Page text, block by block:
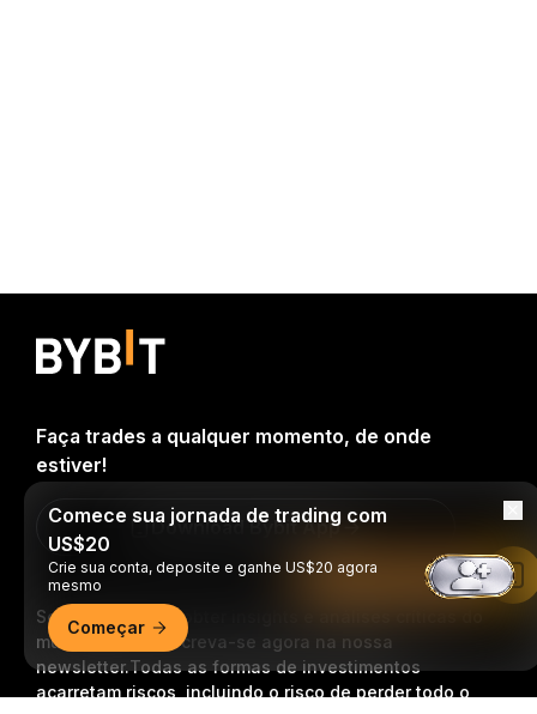
Seja o primeiro a obter insights e análises críticas do
mundo cripto: inscreva-se agora na nossa
newsletter.Todas as formas de investimentos
acarretam riscos, incluindo o risco de perder todo o
Faça trades a qualquer momento, de onde
estiver!
Download Bybit App
Comece sua jornada de trading com
US$20
Crie sua conta, deposite e ganhe US$20 agora
mesmo
Começar
Leia no app da Bybit